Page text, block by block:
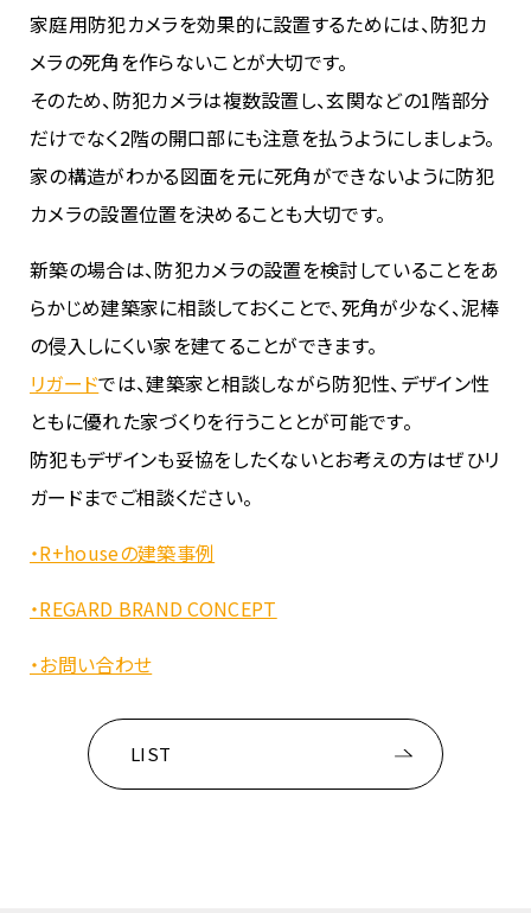
家庭用防犯カメラを効果的に設置するためには、防犯カ
メラの死角を作らないことが大切です。
そのため、防犯カメラは複数設置し、玄関などの1階部分
だけでなく2階の開口部にも注意を払うようにしましょう。
家の構造がわかる図面を元に死角ができないように防犯
カメラの設置位置を決めることも大切です。
新築の場合は、防犯カメラの設置を検討していることをあ
らかじめ建築家に相談しておくことで、死角が少なく、泥棒
の侵入しにくい家を建てることができます。
リガードでは、建築家と相談しながら防犯性、デザイン性
ともに優れた家づくりを行うこととが可能です。
防犯もデザインも妥協をしたくないとお考えの方はぜひリ
ガードまでご相談ください。
・R+houseの建築事例
・REGARD BRAND CONCEPT
・お問い合わせ
LIST